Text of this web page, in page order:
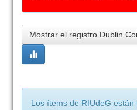
Mostrar el registro Dublin
Los ítems de RIUdeG están